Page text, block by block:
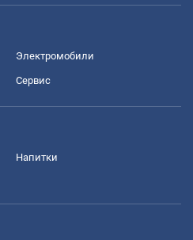
Электромобили
Сервис
Напитки